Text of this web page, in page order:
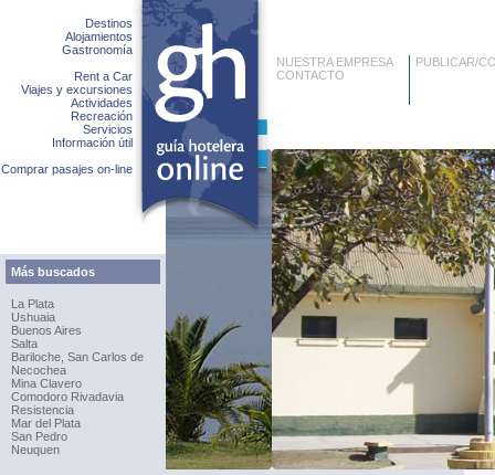
Destinos
Alojamientos
Gastronomía
Rent a Car
Viajes y excursiones
Actividades
Recreación
Servicios
Información útil
Comprar pasajes on-line
Más buscados
La Plata
Ushuaia
Buenos Aires
Salta
Bariloche, San Carlos de
Necochea
Mina Clavero
Comodoro Rivadavia
Resistencia
Mar del Plata
San Pedro
Neuquen
NUESTRA EMPRESA
CONTACTO
PUBLICAR/